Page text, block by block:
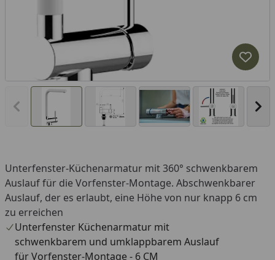
Vorheriges Bild anzeigen
Unterfenster-Küchenarmatur mit 360° schwenkbarem
Auslauf für die Vorfenster-Montage. Abschwenkbarer
Auslauf, der es erlaubt, eine Höhe von nur knapp 6 cm
zu erreichen
Unterfenster Küchenarmatur mit
schwenkbarem und umklappbarem Auslauf
für Vorfenster-Montage - 6 CM